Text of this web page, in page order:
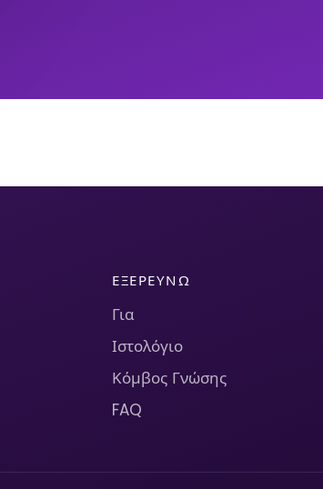
ΕΞΕΡΕΥΝΏ
Για
Ιστολόγιο
Κόμβος Γνώσης
FAQ